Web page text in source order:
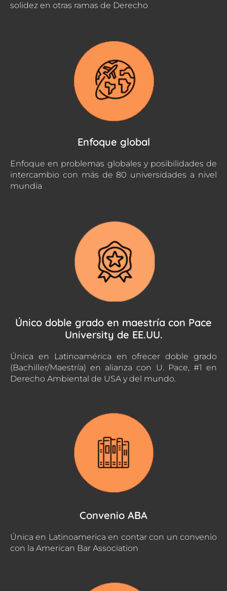
solidez en otras ramas de Derecho
Enfoque global
Enfoque en problemas globales y posibilidades de
intercambio con más de 80 universidades a nivel
mundia
Único doble grado en maestría con Pace
University de EE.UU.
Única en Latinoamérica en ofrecer doble grado
(Bachiller/Maestría) en alianza con U. Pace, #1 en
Derecho Ambiental de USA y del mundo.
Convenio ABA
Única en Latinoamerica en contar con un convenio
con la American Bar Association